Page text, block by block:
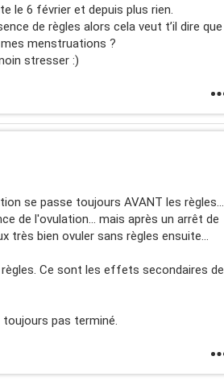
le 6 février et depuis plus rien.
de règles alors cela veut t’il dire que
menstruations ?
stresser :)
se passe toujours AVANT les règles...
de l'ovulation... mais après un arrêt de
très bien ovuler sans règles ensuite...
règles. Ce sont les effets secondaires de
pas terminé.